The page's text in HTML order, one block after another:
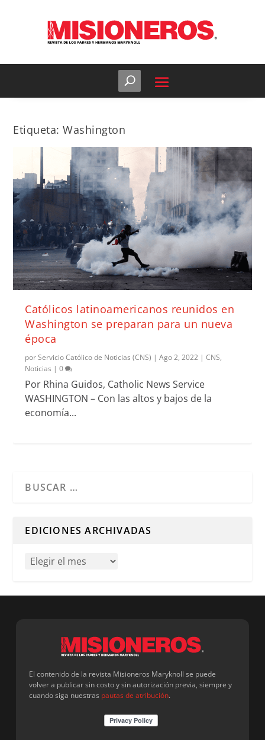
Etiqueta:Washington
Católicos latinoamericanos reunidos en
Washington se preparan para un nueva
época
porServicio Católico de Noticias (CNS) |Ago 2, 2022 |CNS,
Noticias |0
Por Rhina Guidos, Catholic News Service
WASHINGTON – Con las altos y bajos de la
economía...
EDICIONES ARCHIVADAS
El contenido de la revista Misioneros Maryknoll se puede
volver a publicar sin costo y sin autorización previa, siempre y
cuando siga nuestras pautas de atribución.